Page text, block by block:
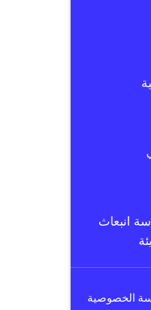
انبعاث
الخصوصية